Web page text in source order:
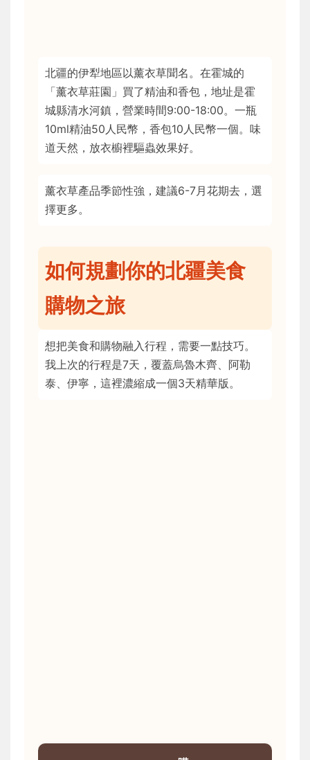
北疆的伊犁地區以薰衣草聞名。在霍城的
「薰衣草莊園」買了精油和香包，地址是霍
城縣清水河鎮，營業時間9:00-18:00。一瓶
10ml精油50人民幣，香包10人民幣一個。味
道天然，放衣櫥裡驅蟲效果好。
薰衣草產品季節性強，建議6-7月花期去，選
擇更多。
如何規劃你的北疆美食
購物之旅
想把美食和購物融入行程，需要一點技巧。
我上次的行程是7天，覆蓋烏魯木齊、阿勒
泰、伊寧，這裡濃縮成一個3天精華版。